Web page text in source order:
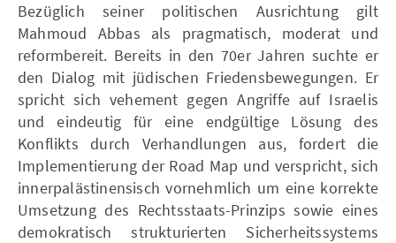
Bezüglich seiner politischen Ausrichtung gilt
Mahmoud Abbas als pragmatisch, moderat und
reformbereit. Bereits in den 70er Jahren suchte er
den Dialog mit jüdischen Friedensbewegungen. Er
spricht sich vehement gegen Angriffe auf Israelis
und eindeutig für eine endgültige Lösung des
Konflikts durch Verhandlungen aus, fordert die
Implementierung der Road Map und verspricht, sich
innerpalästinensisch vornehmlich um eine korrekte
Umsetzung des Rechtsstaats-Prinzips sowie eines
demokratisch strukturierten Sicherheitssystems